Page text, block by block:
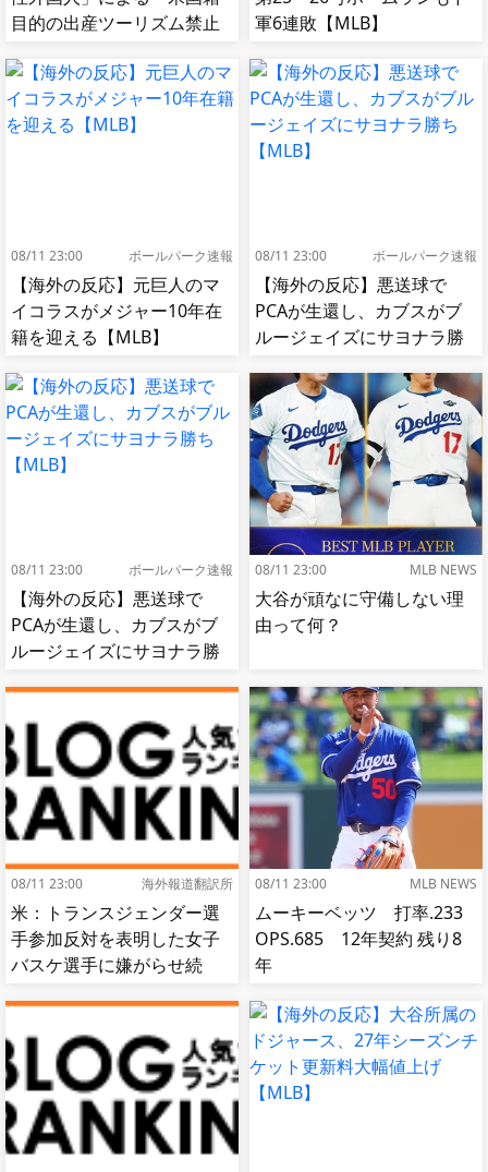
目的の出産ツーリズム禁止
へ[海外の反応]
軍6連敗【MLB】
08/11 23:00 ボールパーク速報
【海外の反応】元巨人のマ
イコラスがメジャー10年在
籍を迎える【MLB】
08/11 23:00 ボールパーク速報
【海外の反応】悪送球で
PCAが生還し、カブスがブ
ルージェイズにサヨナラ勝
08/11 23:00 ボールパーク速報
【海外の反応】悪送球で
PCAが生還し、カブスがブ
ルージェイズにサヨナラ勝
08/11 23:00 MLB NEWS
大谷が頑なに守備しない理
由って何？
08/11 23:00 海外報道翻訳所
米：トランスジェンダー選
手参加反対を表明した女子
バスケ選手に嫌がらせ続
反応]
08/11 23:00 MLB NEWS
ムーキーベッツ 打率.233
OPS.685 12年契約 残り8
年